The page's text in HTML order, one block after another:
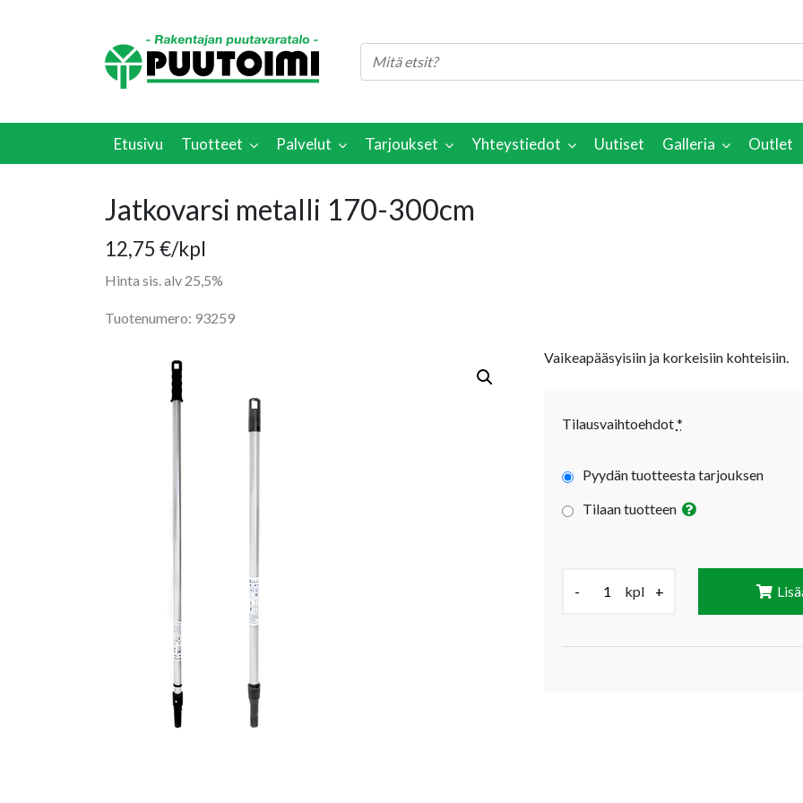
Etusivu Tuotteet Palvelut Tarjoukset Yhteystiedot Uutiset Galleria Outlet
Jatkovarsi metalli 170-300cm
12,75 €/kpl
Hinta sis. alv 25,5%
Tuotenumero: 93259
Vaikeapääsyisiin ja korkeisiin kohteisiin.
Tilausvaihtoehdot*
Pyydän tuotteesta tarjouksen
Tilaan tuotteen
- kpl +